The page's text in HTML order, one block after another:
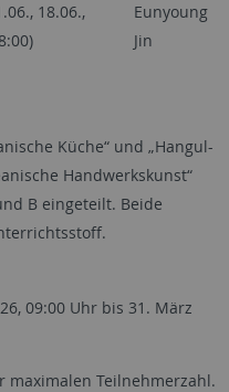
18.06.,
Eunyoung
Jin
Küche“ und „Hangul-
Handwerkskunst“
B eingeteilt. Beide
09:00 Uhr bis 31. März
maximalen Teilnehmerzahl.